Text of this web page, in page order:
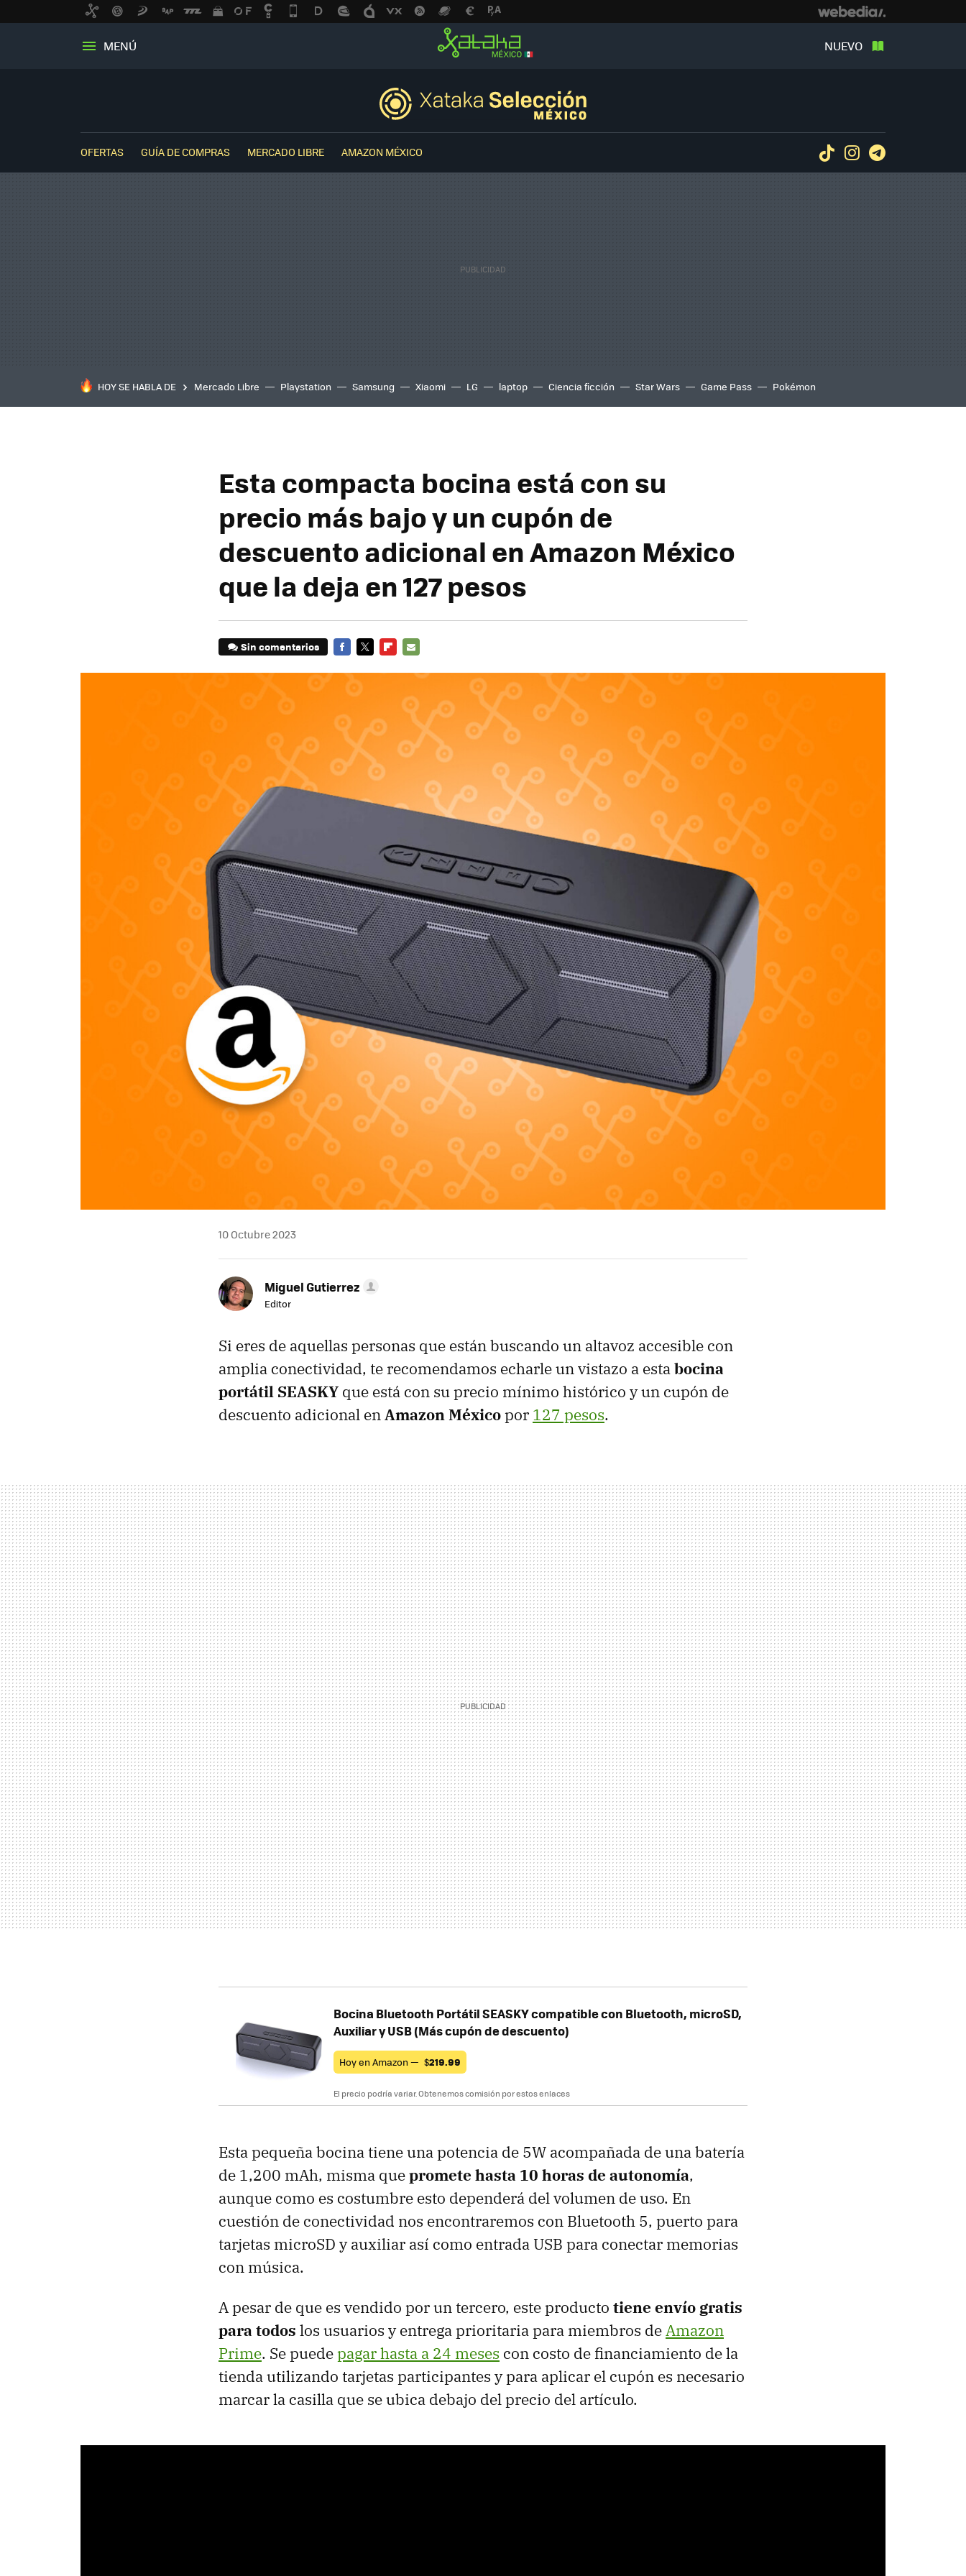
MENÚ NUEVO
OFERTAS GUÍA DE COMPRAS MERCADO LIBRE AMAZON MÉXICO TiktokInstagram
HOY SE HABLA DE Mercado Libre Playstation Samsung Xiaomi LG laptop Ciencia ficción Star Wars Game Pass Pokémon
Esta compacta bocina está con su
precio más bajo y un cupón de
descuento adicional en Amazon México
que la deja en 127 pesos
Sin comentarios
MAIL
10 Octubre 2023
Miguel Gutierrez
Editor
Si eres de aquellas personas que están buscando un altavoz accesible con
amplia conectividad, te recomendamos echarle un vistazo a estabocina
portátil SEASKY que está con su precio mínimo histórico y un cupón de
descuento adicional enAmazon Méxicopor 127 pesos.
Bocina Bluetooth Portátil SEASKY compatible con Bluetooth, microSD,
Auxiliar y USB (Más cupón de descuento)
Hoy en Amazon — $219.99
El precio podría variar. Obtenemos comisión por estos enlaces
Esta pequeña bocina tiene una potencia de 5W acompañada de una batería
de 1,200 mAh, misma quepromete hasta 10 horas de autonomía,
aunque como es costumbre esto dependerá del volumen de uso. En
cuestión de conectividad nos encontraremos con Bluetooth 5, puerto para
tarjetas microSD y auxiliar así como entrada USB para conectar memorias
con música.
A pesar de que es vendido por un tercero, este producto tiene envío gratis
para todos los usuarios y entrega prioritaria para miembros deAmazon
Prime. Se puedepagar hasta a 24 meses con costo de financiamiento de la
tienda utilizando tarjetas participantes y para aplicar el cupón es necesario
marcar la casilla que se ubica debajo del precio del artículo.